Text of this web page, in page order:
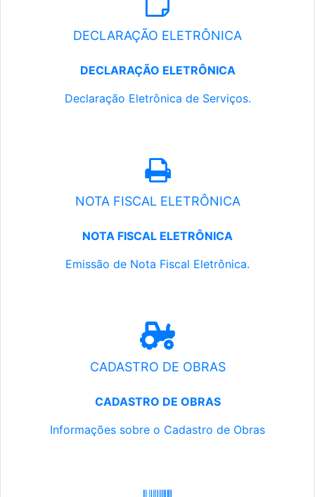
DECLARAÇÃO ELETRÔNICA
DECLARAÇÃO ELETRÔNICA
Declaração Eletrônica de Serviços.
NOTA FISCAL ELETRÔNICA
NOTA FISCAL ELETRÔNICA
Emissão de Nota Fiscal Eletrônica.
CADASTRO DE OBRAS
CADASTRO DE OBRAS
Informações sobre o Cadastro de Obras